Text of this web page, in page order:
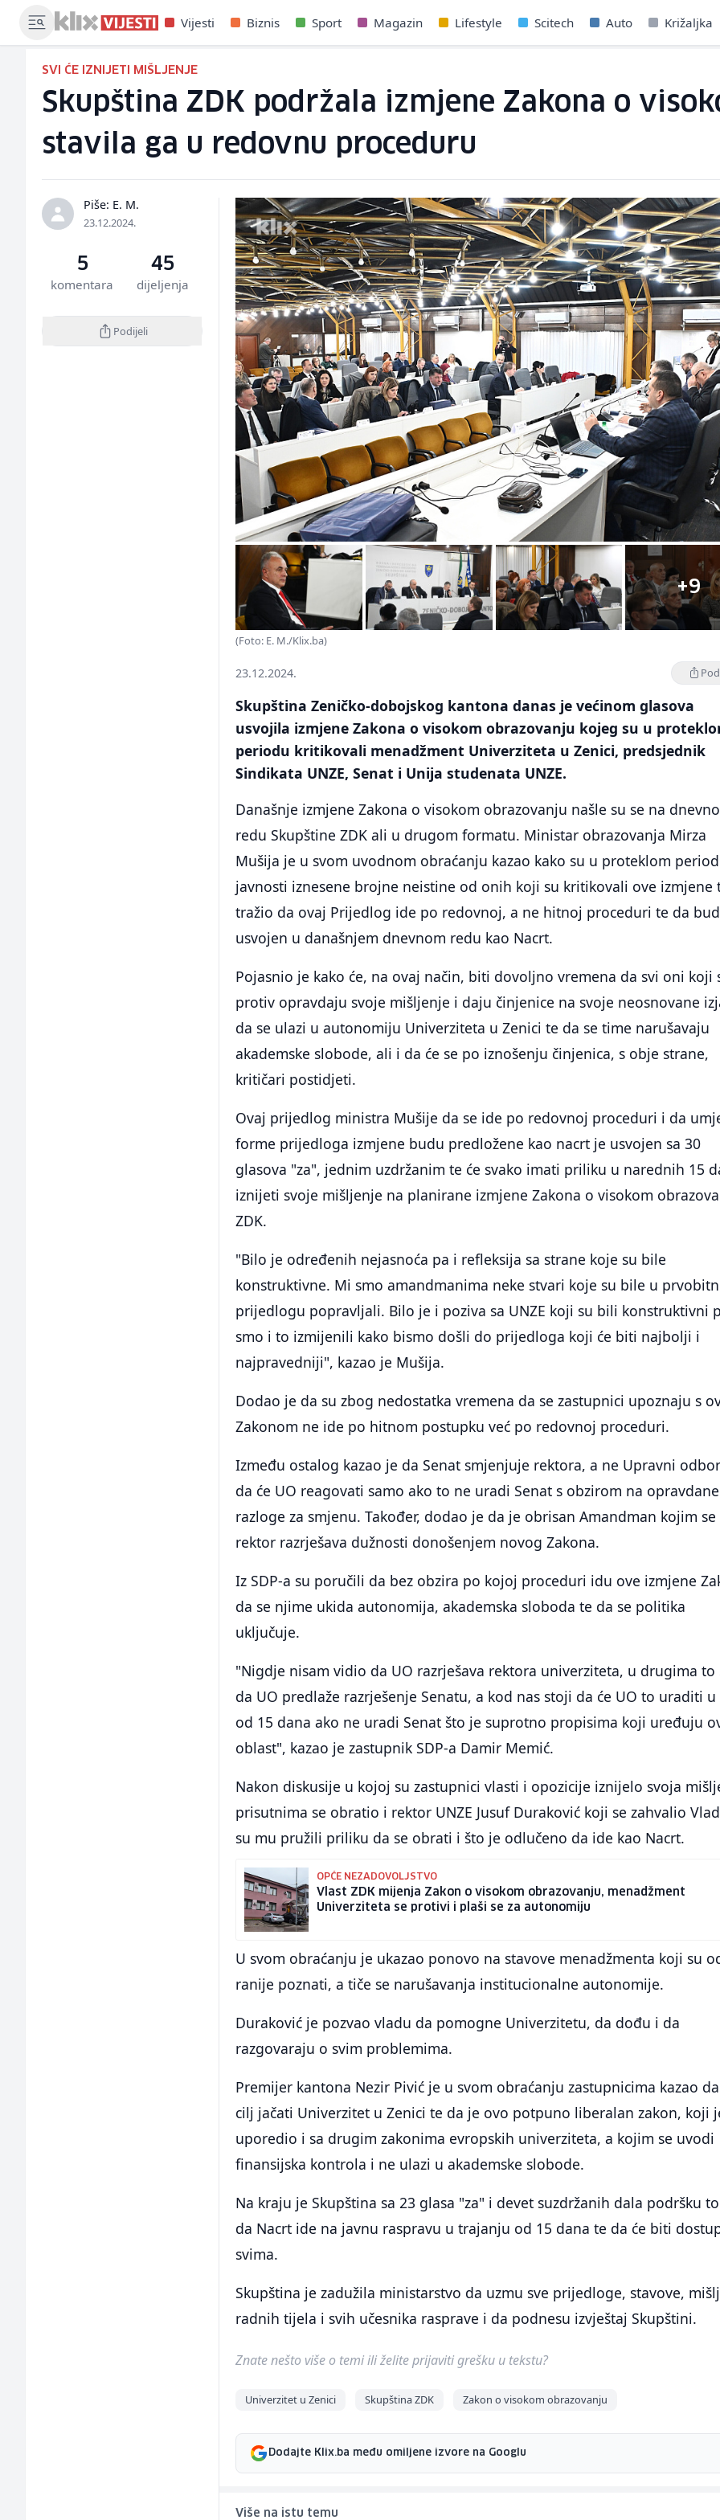
Vijesti Biznis Sport Magazin Lifestyle Scitech Auto Križaljka
SVI ĆE IZNIJETI MIŠLJENJE
Skupština ZDK podržala izmjene Zakona o
stavila ga u redovnu proceduru
Piše: E. M.
23.12.2024.
5
komentara
45
dijeljenja
Podijeli
+9
(Foto: E. M./Klix.ba)
23.12.2024.
Skupština Zeničko-dobojskog kantona danas je većinom glasova
usvojila izmjene Zakona o visokom obrazovanju kojeg su u
periodu kritikovali menadžment Univerziteta u Zenici, predsjednik
Sindikata UNZE, Senat i Unija studenata UNZE.
Današnje izmjene Zakona o visokom obrazovanju našle su se na
redu Skupštine ZDK ali u drugom formatu. Ministar obrazovanja Mirza
Mušija je u svom uvodnom obraćanju kazao kako su u proteklom
javnosti iznesene brojne neistine od onih koji su kritikovali ove izmjene
tražio da ovaj Prijedlog ide po redovnoj, a ne hitnoj proceduri te da
usvojen u današnjem dnevnom redu kao Nacrt.
Pojasnio je kako će, na ovaj način, biti dovoljno vremena da svi oni koji
protiv opravdaju svoje mišljenje i daju činjenice na svoje neosnovane
da se ulazi u autonomiju Univerziteta u Zenici te da se time narušavaju
akademske slobode, ali i da će se po iznošenju činjenica, s obje strane,
kritičari postidjeti.
Ovaj prijedlog ministra Mušije da se ide po redovnoj proceduri i da
forme prijedloga izmjene budu predložene kao nacrt je usvojen sa 30
glasova "za", jednim uzdržanim te će svako imati priliku u narednih 15
iznijeti svoje mišljenje na planirane izmjene Zakona o visokom
ZDK.
"Bilo je određenih nejasnoća pa i refleksija sa strane koje su bile
konstruktivne. Mi smo amandmanima neke stvari koje su bile u
prijedlogu popravljali. Bilo je i poziva sa UNZE koji su bili konstruktivni
smo i to izmijenili kako bismo došli do prijedloga koji će biti najbolji i
najpravedniji", kazao je Mušija.
Dodao je da su zbog nedostatka vremena da se zastupnici upoznaju s
Zakonom ne ide po hitnom postupku već po redovnoj proceduri.
Između ostalog kazao je da Senat smjenjuje rektora, a ne Upravni
da će UO reagovati samo ako to ne uradi Senat s obzirom na opravdane
razloge za smjenu. Također, dodao je da je obrisan Amandman kojim se
rektor razrješava dužnosti donošenjem novog Zakona.
Iz SDP-a su poručili da bez obzira po kojoj proceduri idu ove izmjene
da se njime ukida autonomija, akademska sloboda te da se politika
uključuje.
"Nigdje nisam vidio da UO razrješava rektora univerziteta, u drugima to
da UO predlaže razrješenje Senatu, a kod nas stoji da će UO to uraditi
od 15 dana ako ne uradi Senat što je suprotno propisima koji uređuju
oblast", kazao je zastupnik SDP-a Damir Memić.
Nakon diskusije u kojoj su zastupnici vlasti i opozicije iznijelo svoja
prisutnima se obratio i rektor UNZE Jusuf Duraković koji se zahvalio
su mu pružili priliku da se obrati i što je odlučeno da ide kao Nacrt.
OPĆE NEZADOVOLJSTVO
Vlast ZDK mijenja Zakon o visokom obrazovanju, menadžment
Univerziteta se protivi i plaši se za autonomiju
U svom obraćanju je ukazao ponovo na stavove menadžmenta koji su
ranije poznati, a tiče se narušavanja institucionalne autonomije.
Duraković je pozvao vladu da pomogne Univerzitetu, da dođu i da
razgovaraju o svim problemima.
Premijer kantona Nezir Pivić je u svom obraćanju zastupnicima kazao
cilj jačati Univerzitet u Zenici te da je ovo potpuno liberalan zakon, koji
uporedio i sa drugim zakonima evropskih univerziteta, a kojim se uvodi
finansijska kontrola i ne ulazi u akademske slobode.
Na kraju je Skupština sa 23 glasa "za" i devet suzdržanih dala podršku
da Nacrt ide na javnu raspravu u trajanju od 15 dana te da će biti
svima.
Skupština je zadužila ministarstvo da uzmu sve prijedloge, stavove,
radnih tijela i svih učesnika rasprave i da podnesu izvještaj Skupštini.
Znate nešto više o temi ili želite prijaviti grešku u tekstu?
Univerzitet u Zenici Skupština ZDK Zakon o visokom obrazovanju
Dodajte Klix.ba među omiljene izvore na Googlu
Više na istu temu